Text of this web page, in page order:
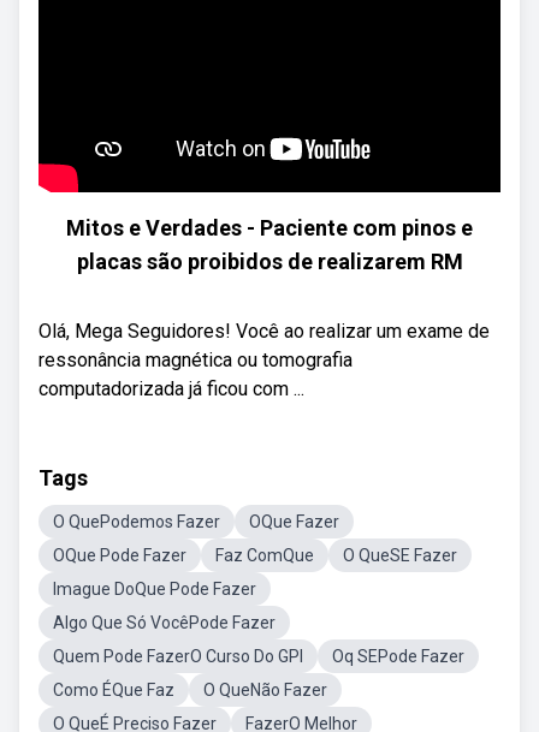
Mitos e Verdades - Paciente com pinos e
placas são proibidos de realizarem RM
Olá, Mega Seguidores! Você ao realizar um exame de
ressonância magnética ou tomografia
computadorizada já ficou com ...
Tags
O QuePodemos Fazer
OQue Fazer
OQue Pode Fazer
Faz ComQue
O QueSE Fazer
Imague DoQue Pode Fazer
Algo Que Só VocêPode Fazer
Quem Pode FazerO Curso Do GPI
Oq SEPode Fazer
Como ÉQue Faz
O QueNão Fazer
O QueÉ Preciso Fazer
FazerO Melhor